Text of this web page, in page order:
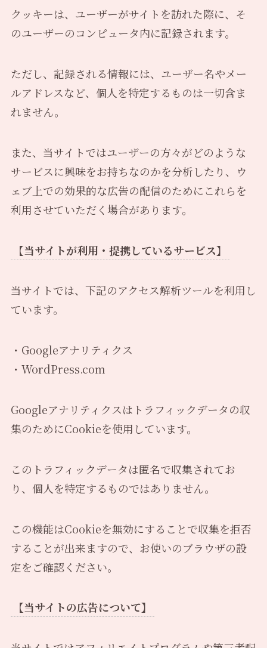
クッキーは、ユーザーがサイトを訪れた際に、そ
のユーザーのコンピュータ内に記録されます。
ただし、記録される情報には、ユーザー名やメー
ルアドレスなど、個人を特定するものは一切含ま
れません。
また、当サイトではユーザーの方々がどのような
サービスに興味をお持ちなのかを分析したり、ウ
ェブ上での効果的な広告の配信のためにこれらを
利用させていただく場合があります。
【当サイトが利用・提携しているサービス】
当サイトでは、下記のアクセス解析ツールを利用し
ています。
・Googleアナリティクス
・WordPress.com
Googleアナリティクスはトラフィックデータの収
集のためにCookieを使用しています。
このトラフィックデータは匿名で収集されてお
り、個人を特定するものではありません。
この機能はCookieを無効にすることで収集を拒否
することが出来ますので、お使いのブラウザの設
定をご確認ください。
【当サイトの広告について】